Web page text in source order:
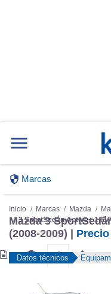
Marcas
Inicio Marcas Mazda
3 SportSedán Active+
Mazda 3
(2008-2009) |
Datos técnicos